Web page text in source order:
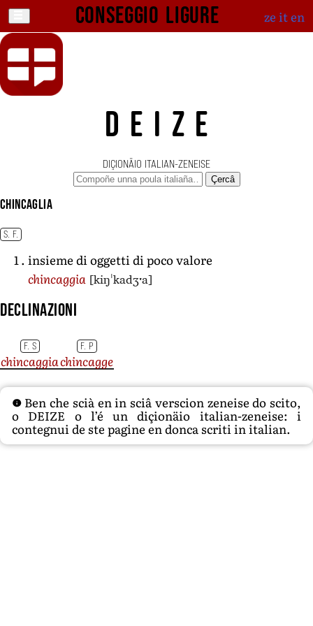
Conseggio ligure ze iten
DEIZE
DIÇIONÄIO ITALIAN-ZENEISE
Çercâ
chincaglia
S. F.
insieme di oggetti di poco valore
chincaggia [kiŋˈkadʒˑa]
Declinazioni
F. S F. P
chincaggiachincagge
Ben che scià en in sciâ verscion zeneise do scito,
o DEIZE o l’é un diçionäio italian-zeneise: i
contegnui de ste pagine en donca scriti in italian.